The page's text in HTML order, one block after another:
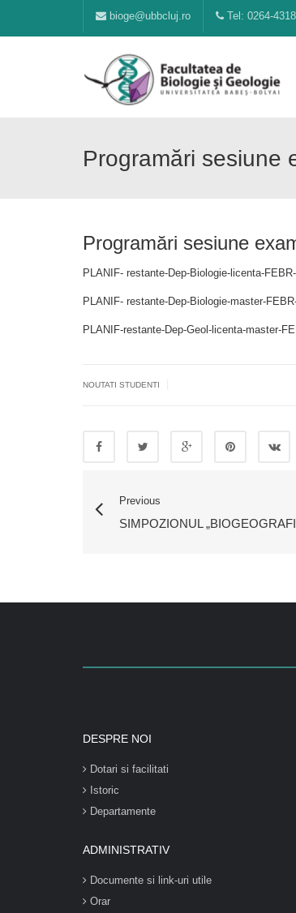
bioge@ubbcluj.ro Tel: 0264-
Programări sesiune
Programări sesiune
PLANIF- restante-Dep-Biologie-licenta-
PLANIF- restante-Dep-Biologie-master-
PLANIF-restante-Dep-Geol-licenta-master-
NOUTATI STUDENTI
Previous
SIMPOZIONUL
DESPRE NOI
Dotari si facilitati
Istoric
Departamente
ADMINISTRATIV
Documente si link-uri utile
Orar